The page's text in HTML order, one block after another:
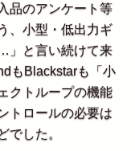
品のアンケート等
、小型・低出力ギ
」と言い続けて来
もBlackstarも「小
クトループの機能
トロールの必要は
でした。